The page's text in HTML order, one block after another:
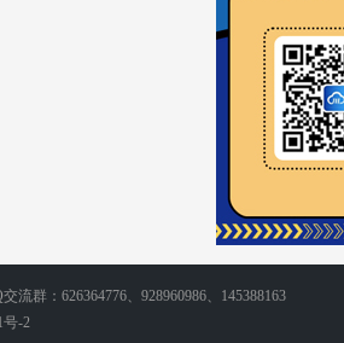
流群：626364776、928960986、145388163
号-2